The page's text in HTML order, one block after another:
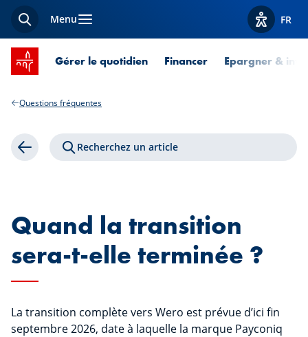
Recherche
Menu Afficher
FR
Accueil SPUERKEESS
Gérer le quotidien Financer Epargner &
Questions fréquentes
Retour Recherchez un article
Quand la transition
sera-t-elle terminée ?
La transition complète vers Wero est prévue d’ici fin
septembre 2026, date à laquelle la marque Payconiq